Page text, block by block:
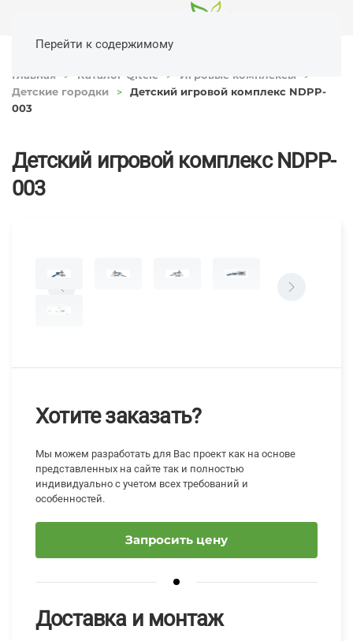
Перейти к содержимому
Главная Каталог Qitele
Игровые комплексы
Детские городки
Детский игровой комплекс NDPP-
003
Детский игровой комплекс NDPP-
003
Хотите заказать?
Мы можем разработать для Вас проект как на основе
представленных на сайте так и полностью
индивидуально с учетом всех требований и
особенностей.
Запросить цену
Доставка и монтаж